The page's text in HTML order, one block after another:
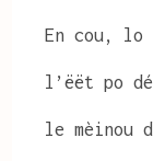
En cou, lo
l’ëët po
le mèinou